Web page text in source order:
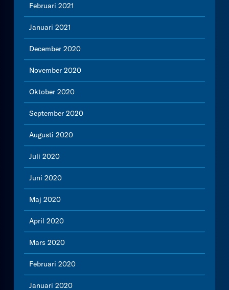
Februari 2021
Januari 2021
December 2020
November 2020
Oktober 2020
September 2020
Augusti 2020
Juli 2020
Juni 2020
Maj 2020
April 2020
Mars 2020
Februari 2020
Januari 2020